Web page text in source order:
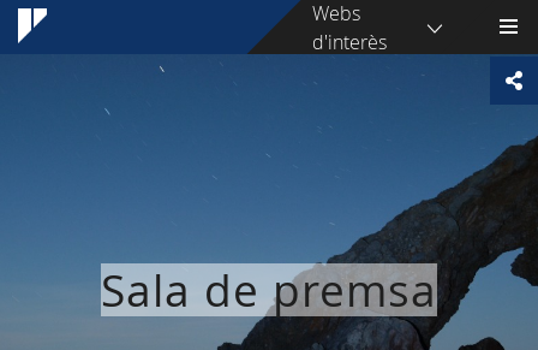
Webs
d'interès
Sala de premsa